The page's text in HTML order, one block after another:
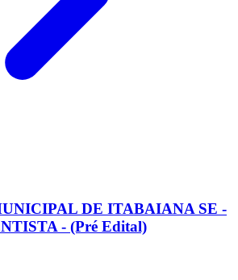
DE ITABAIANA SE -
- (Pré Edital)